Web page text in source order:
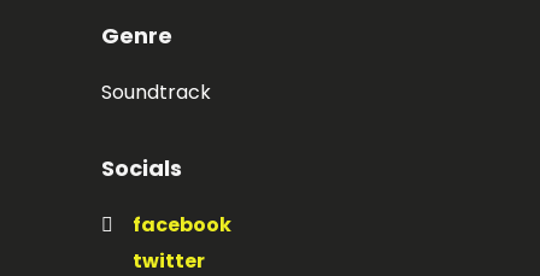
Genre
Soundtrack
Socials
facebook
twitter